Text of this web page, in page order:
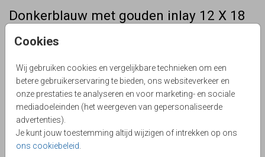
Cookies
Wij gebruiken cookies en vergelijkbare technieken om een
betere gebruikerservaring te bieden, ons websiteverkeer en
onze prestaties te analyseren en voor marketing- en sociale
mediadoeleinden (het weergeven van gepersonaliseerde
advertenties).
Je kunt jouw toestemming altijd wijzigen of intrekken op ons
ons cookiebeleid
Donkerblauw met gouden inlay 12 X 18
Aantal
OMSCHRIJVING
Donkerblauw met gouden inlay 12 X 18
Prijs:€ 0,75 per 1